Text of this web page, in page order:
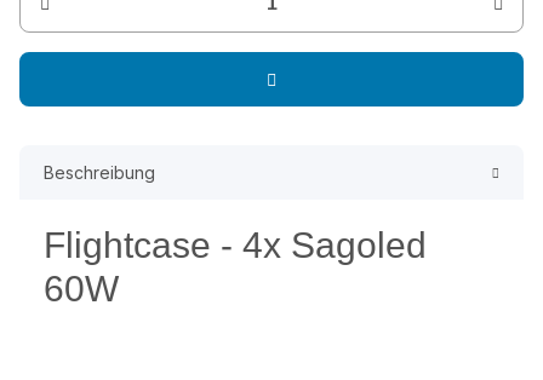
Beschreibung
Flightcase - 4x Sagoled
60W